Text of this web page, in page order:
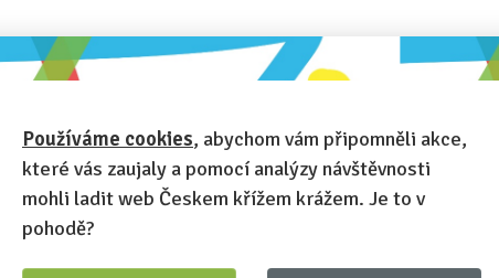
Chcete-li se na cokoli zeptat, nebo ke své přihlášce poznamenat.
Anonymní přihláška
– i když váš profil není anonymní, zatrhněte
volbu a přihláška na tuto akci se na vašem profilu neobjeví.
Chci dostávat newsletter Českem křížem krážem
Používáme cookies, abychom vám připomněli akce,
které vás zaujaly a pomocí analýzy návštěvnosti
mohli ladit web Českem křížem krážem. Je to v
pohodě?